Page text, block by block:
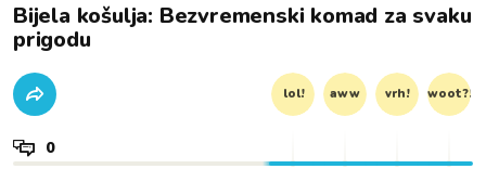
Bijela košulja: Bezvremenski komad za svaku
prigodu
lol! aww vrh! woot?!
0